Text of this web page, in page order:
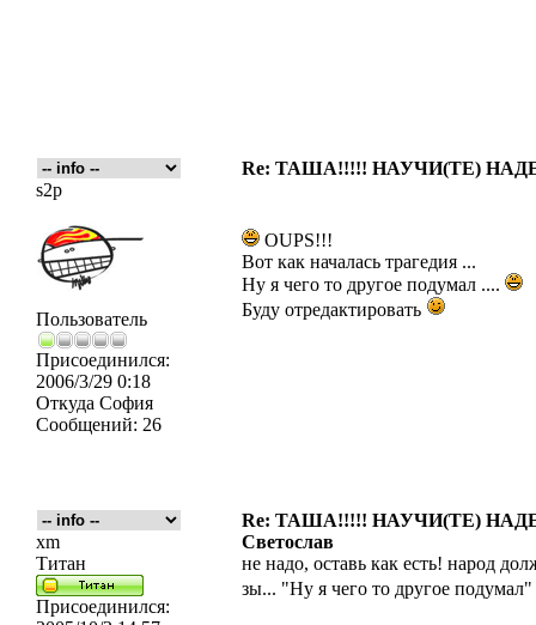
Re: ТАША!!!!! НАУЧИ(ТЕ)
s2p
Пользователь
Присоединился:
2006/3/29 0:18
Откуда София
Сообщений: 26
OUPS!!!
Вот как началась трагедия ...
Ну я чего то другое подумал ....
Буду отредактировать
Re: ТАША!!!!! НАУЧИ(ТЕ)
xm
Титан
Присоединился:
Светослав
не надо, оставь как есть! народ
зы... "Ну я чего то другое